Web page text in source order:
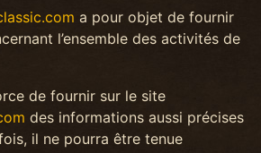
a pour objet de fournir
l’ensemble des activités de
de fournir sur le site
des informations aussi précises
il ne pourra être tenue